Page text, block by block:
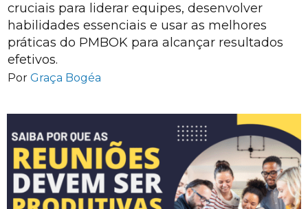
cruciais para liderar equipes, desenvolver
habilidades essenciais e usar as melhores
práticas do PMBOK para alcançar resultados
efetivos.
Por Graça Bogéa